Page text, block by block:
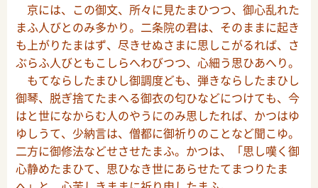
京には、この御文、所々に見たまひつつ、御心乱れた
まふ人びとのみ多かり。二条院の君は、そのままに起き
も上がりたまはず、尽きせぬさまに思しこがるれば、さ
ぶらふ人びともこしらへわびつつ、心細う思ひあへり。
もてならしたまひし御調度ども、弾きならしたまひし
御琴、脱ぎ捨てたまへる御衣の匂ひなどにつけても、今
はと世になからむ人のやうにのみ思したれば、かつはゆ
ゆしうて、少納言は、僧都に御祈りのことなど聞こゆ。
二方に御修法などせさせたまふ。かつは、「思し嘆く御
心静めたまひて、思ひなき世にあらせたてまつりたま